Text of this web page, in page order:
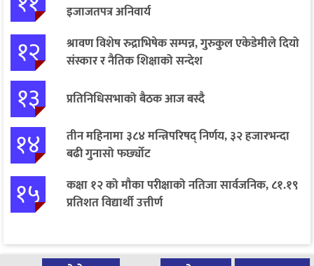
इजाजतपत्र अनिवार्य
१२
श्रावण विशेष रुद्राभिषेक सम्पन्न, गुरुकुल एकेडेमीले दियो
संस्कार र नैतिक शिक्षाको सन्देश
१३ प्रतिनिधिसभाको बैठक आज बस्दै
१४
तीन महिनामा ३८४ मन्त्रिपरिषद् निर्णय, ३२ हजारभन्दा
बढी गुनासो फर्छ्योट
१५
कक्षा १२ को मौका परीक्षाको नतिजा सार्वजनिक, ८१.१९
प्रतिशत विद्यार्थी उत्तीर्ण